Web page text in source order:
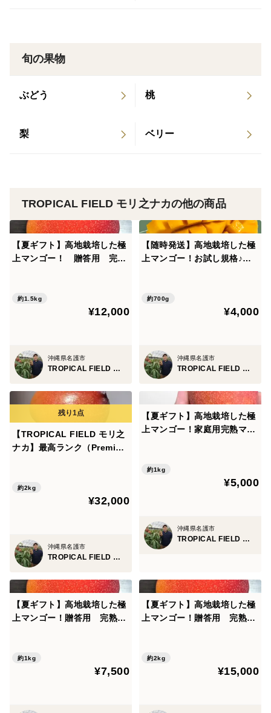
旬の果物
ぶどう 桃
梨 ベリー
TROPICAL FIELD モリ之ナカの他の商品
【夏ギフト】高地栽培した極
上マンゴー！ 贈答用 完熟
絶妙でコクのあるマンゴーで
す。マンゴー好きな方に是
約1.5kg
¥12,000
沖縄県名護市
TROPICAL FIELD モリ之ナカ
【随時発送】高地栽培した極
上マンゴー！お試し規格♪訳
り、甘味と酸味も絶妙でコク
のあるマンゴーです。マンゴ
約700g
¥4,000
沖縄県名護市
TROPICAL FIELD モリ之ナカ
【TROPICAL FIELD モリ之
ナカ】最高ランク（Premiu
約2kg
¥32,000
沖縄県名護市
TROPICAL FIELD モリ之ナカ
【夏ギフト】高地栽培した極
上マンゴー！家庭用完熟マン
コクのあるマンゴーです。マ
ンゴー好きな方に是非！
約1kg
¥5,000
沖縄県名護市
TROPICAL FIELD モリ之ナカ
【夏ギフト】高地栽培した極
上マンゴー！贈答用 完熟マ
クのあるマンゴーです。マン
ゴー好きな方に是非！
約1kg
¥7,500
【夏ギフト】高地栽培した極
上マンゴー！贈答用 完熟マ
でコクのあるマンゴーです。
マンゴー好きな方に是非！
約2kg
¥15,000